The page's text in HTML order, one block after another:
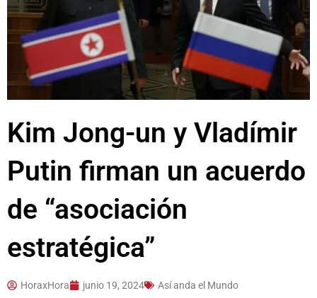
Kim Jong-un y Vladímir
Putin firman un acuerdo
de “asociación
estratégica”
HoraxHora junio 19, 2024 Así anda el Mundo